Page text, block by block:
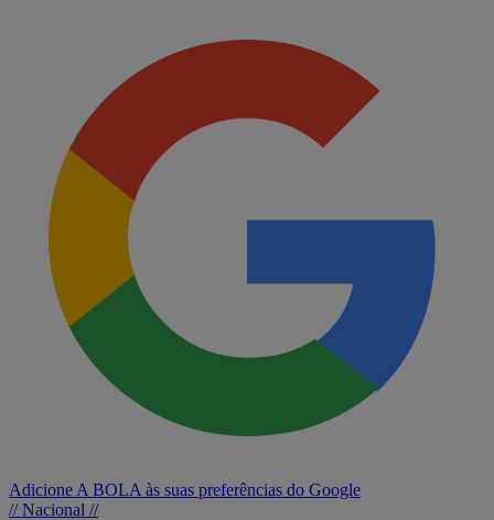
Adicione A BOLA às suas preferências do Google
// Nacional //